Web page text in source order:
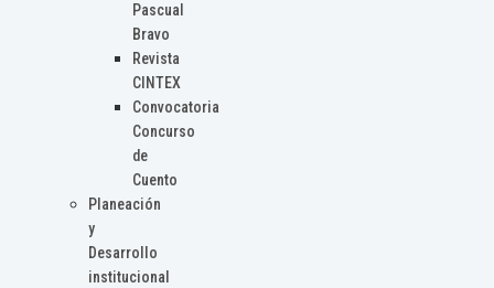
Pascual
Bravo
Revista
CINTEX
Convocatoria
Concurso
de
Cuento
Planeación
y
Desarrollo
institucional